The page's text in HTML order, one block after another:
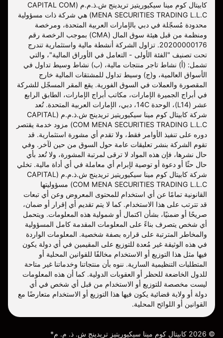
كابيتال كوم مينا سيكيوريتيز تريدينج ش.ذ.م.م (CAPITAL COM
MENA SECURITIES TRADING L.L.C) هي شركة ذات مسؤولية
محدودة مُسجّلة في دبي بالإمارات العربية المتحدة، ومرخصة
ومنظمة من قبل هيئة سوق المال (CMA) بموجب الرخصة رقم
20200000176. تزاول الشركة أنشطة مالية واستثمارية تندرج
تحت تصنيف "الفئة الأولى - التعامل في الأوراق المالية"، والتي
تشمل: (أ) نشاط تاجر منتجات مالية، (ب) نشاط وسيط تداول في
الأسواق العالمية، و(ج) وسيط تداول للمشتقات المالية خارج
المقصورة والعملات في السوق الفورية. يقع المقر المسجّل للشركة
في أبراج الجميرة الإمارات، مكاتب أبراج الإمارات، الطابق الرابع
عشر (L14)، الوحدة 14C، دبي، الإمارات العربية المتحدة. تُعد
شركة كابيتال كوم مينا سيكيوريتيز تريدينج ش.ذ.م.م (CAPITAL
COM MENA SECURITIES TRADING L.L.C) مزود خدمة يقتصر
دوره على تنفيذ الأوامر فقط، ولا تقدم أي مشورة استثمارية. قد
تقوم الشركة بنشر تعليقات عامة حول السوق من حين لآخر. وفي
حال نشرها، فإن هذه المواد لا ترقى لمرتبة المشورة، ولا تُعد بأي
حال حثًا أو دعوة أو توصية لإبرام أي معاملة في أي أداة مالية. تخلي
شركة كابيتال كوم مينا سيكيوريتيز تريدينج ش.ذ.م.م (CAPITAL
COM MENA SECURITIES TRADING L.L.C) مسؤوليتها
القانونية تمامًا عن أي استخدام للمحتوى المعروض وعن أي تبعات
قد تترتب على هذا الاستخدام. كما لا يتم تقديم أي إقرار أو ضمان،
صريحًا أو ضمنيًا، بشأن اكتمال أو شمولية هذه المعلومات. ويتحمل
أي شخص يتصرف بناءً على المعلومات المقدمة كامل المسؤولية
والمخاطر المترتبة على قراره بصفة شخصية. المعلومات الواردة
في هذه الوثيقة غير مُعدة للتوزيع على المقيمين في أي دولة يكون
فيها مثل هذا التوزيع أو الاستخدام مخالفًا للقوانين المحلية أو
المتطلبات التنظيمية السارية. ننوه بأن منتجاتنا وخدماتنا غير متاحة
للدول الخاضعة للحظر أو العقوبات الدولية. كما أن هذه المعلومات
ليست مخصصة للتوزيع أو الاستخدام من قبل أي شخص في أي
دولة أو ولاية قضائية يكون فيها هذا التوزيع أو الاستخدام متعارضًا مع
القوانين أو اللوائح المحلية.
©
2026 كابيتال كوم مينا سيكيوريتيز تريدينج ش. ذ. م. م*